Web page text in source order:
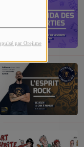
par Orejime